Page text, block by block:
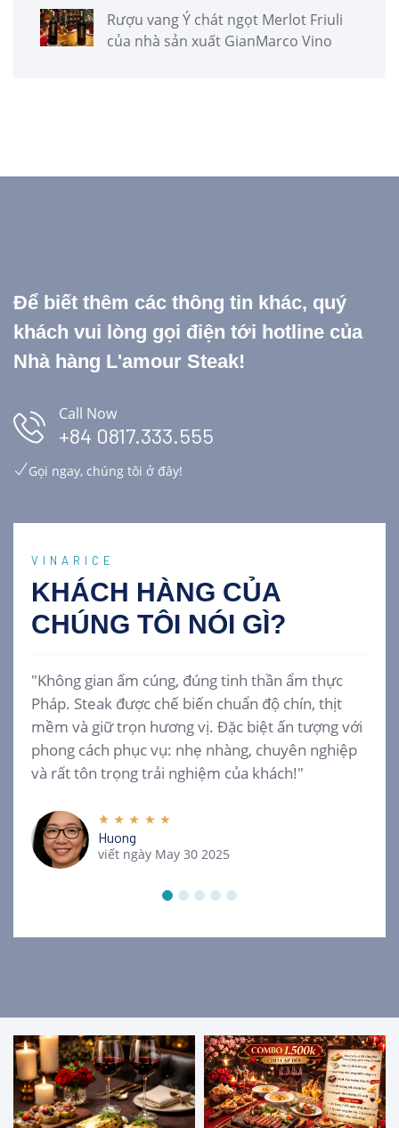
Rượu vang Ý chát ngọt Merlot Friuli
của nhà sản xuất GianMarco Vino
Để biết thêm các thông tin khác, quý
khách vui lòng gọi điện tới hotline của
Nhà hàng L'amour Steak!
Call Now
+84 0817.333.555
Gọi ngay, chúng tôi ở đây!
VINARICE
KHÁCH HÀNG CỦA
CHÚNG TÔI NÓI GÌ?
"Không gian ấm cúng, đúng tinh thần ẩm thực
Pháp. Steak được chế biến chuẩn độ chín, thịt
mềm và giữ trọn hương vị. Đặc biệt ấn tượng với
phong cách phục vụ: nhẹ nhàng, chuyên nghiệp
và rất tôn trọng trải nghiệm của khách!"
Huong
viết ngày May 30 2025